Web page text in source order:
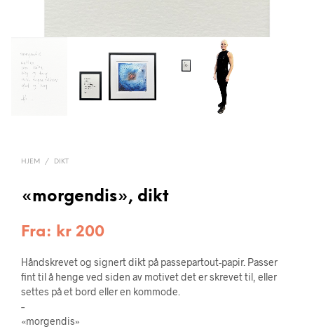
HJEM / DIKT
«morgendis», dikt
Fra: kr 200
Håndskrevet og signert dikt på passepartout-papir. Passer
fint til å henge ved siden av motivet det er skrevet til, eller
settes på et bord eller en kommode.
–
«morgendis»